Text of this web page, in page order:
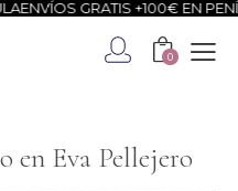
GRATIS +100€ EN
0
en Eva Pellejero